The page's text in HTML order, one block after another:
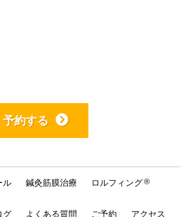
予約する
ル 鍼灸筋膜治療 ロルフィング®
グ よくある質問 ご予約 アクセス